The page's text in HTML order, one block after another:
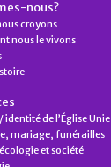
nous?
croyons
nous le vivons
identité de l’Église Unie
mariage, funérailles
et société